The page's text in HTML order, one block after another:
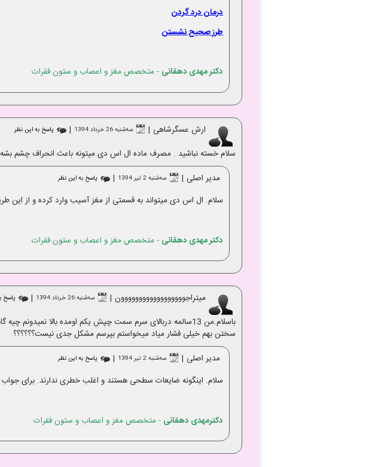
درمان درد گردن
طرز صحیح نشستن
دکتر مهدی دهقانی - متخصص مغز و اعصاب و ستون فقرات
ارش عسگرشاهی | ﺳﻪشنبه 26 خرداد 1394 | پاسخ به این نظر
سلام خسته نباشید . مصرف ماده ال اس دی میتونه باعث انحراف چشم
مدیر اصلی | ﺳﻪشنبه 2 تير 1394 | پاسخ به این نظر
سلام. ال اس دی میتواند به قسمتی از مغز آسیب وارد کرده و از این
دکتر مهدی دهقانی - متخصص مغز و اعصاب و ستون فقرات
میتراجوووووووووووووووووون | ﺳﻪشنبه 26 خرداد 1394 | پاسخ
باسلام.من 13سالمه دربالای سرم سمت چپش یکم اومده بالا
سختن بهم خیلی فشار میاد میخواستم بپرسم مشکل جدی نیست؟؟؟؟؟؟
مدیر اصلی | ﺳﻪشنبه 2 تير 1394 | پاسخ به این نظر
سلام. اینگونه ضایعات سطحی هستند و اغلب خطری ندارند. برای
دکترمهدی دهقانی - متخصص مغز و اعصاب و ستون فقرات